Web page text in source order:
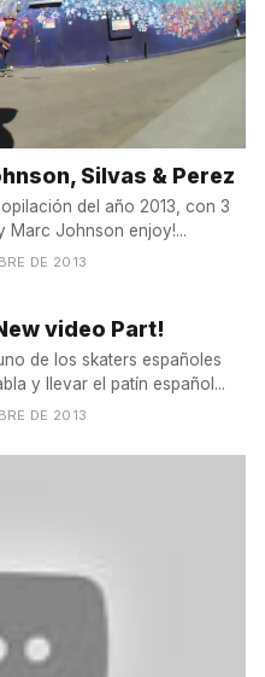
Silvas & Perez
del año 2013, con 3
Marc Johnson enjoy!...
DE 2013
video Part!
de los skaters españoles
y llevar el patín español...
DE 2013